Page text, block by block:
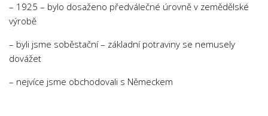
– 1925 – bylo dosaženo předválečné úrovně v zemědělské
výrobě
– byli jsme soběstační – základní potraviny se nemusely
dovážet
– nejvíce jsme obchodovali s Německem